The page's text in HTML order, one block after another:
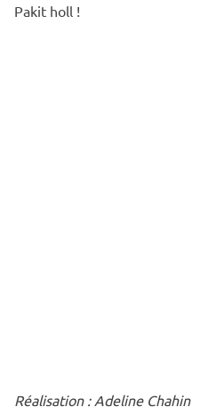
Pakit holl !
Réalisation : Adeline Chahin